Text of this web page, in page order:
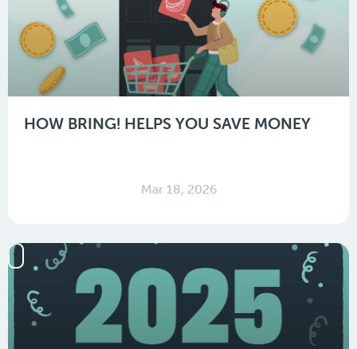
HOW BRING! HELPS YOU SAVE MONEY
Mar 18, 2026